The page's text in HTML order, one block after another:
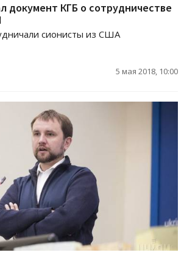
документ КГБ о сотрудничестве
сионисты из США
5 мая 2018, 10:00